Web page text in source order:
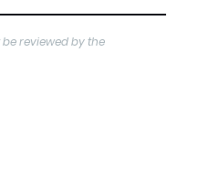
reviewed by the